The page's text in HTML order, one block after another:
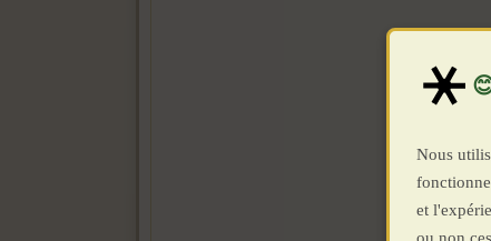
Nous
et